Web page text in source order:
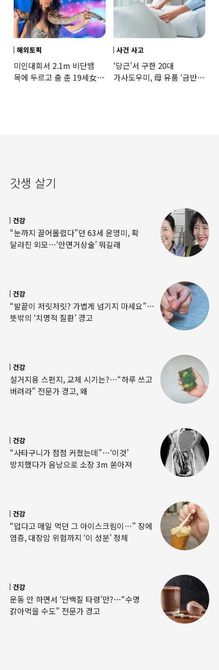
해외토픽
미인대회서 2.1m 비단뱀
목에 두르고 춤 춘 19세女
사건 사고
‘당근’서 구한 20대
가사도우미, 母 유품 ‘금반지
갓생 살기
건강
“눈까지 끌어올렸다”던 63세 윤영미, 확
달라진 외모…‘안면거상술’ 뭐길래
건강
“발끝이 저릿저릿? 가볍게 넘기지 마세요”…
뜻밖의 ‘치명적 질환’ 경고
건강
설거지용 스펀지, 교체 시기는?…“하루 쓰고
버려라” 전문가 경고, 왜
건강
“사타구니가 점점 커졌는데”…‘이것’
방치했다가 음낭으로 소장 3m 쏟아져
건강
“덥다고 매일 먹던 그 아이스크림이…” 장에
염증, 대장암 위험까지 ‘이 성분’ 정체
건강
운동 안 하면서 ‘단백질 타령’만?…“수명
갉아먹을 수도” 전문가 경고